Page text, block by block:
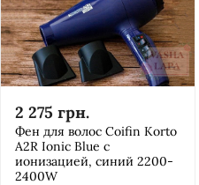
2 275 грн.
Фен для волос Coifin Korto
A2R Ionic Blue с
ионизацией, cиний 2200-
2400W